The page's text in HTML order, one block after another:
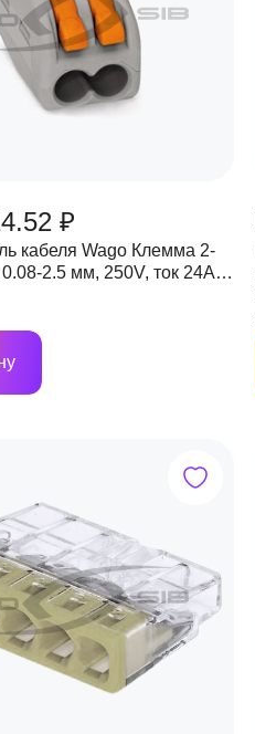
₽
кабеля Wago Клемма 2-
2.5 мм, 250V, ток 24A